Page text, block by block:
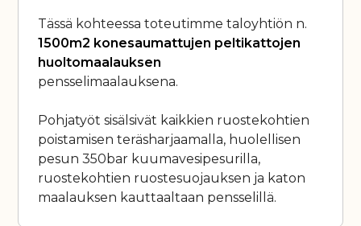
Tässä kohteessa toteutimme taloyhtiön n.
1500m2 konesaumattujen peltikattojen
huoltomaalauksen
pensselimaalauksena.
Pohjatyöt sisälsivät kaikkien ruostekohtien
poistamisen teräsharjaamalla, huolellisen
pesun 350bar kuumavesipesurilla,
ruostekohtien ruostesuojauksen ja katon
maalauksen kauttaaltaan pensselillä.